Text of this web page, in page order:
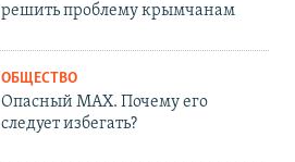
решить проблему крымчанам
ОБЩЕСТВО
Опасный MAX. Почему его
следует избегать?